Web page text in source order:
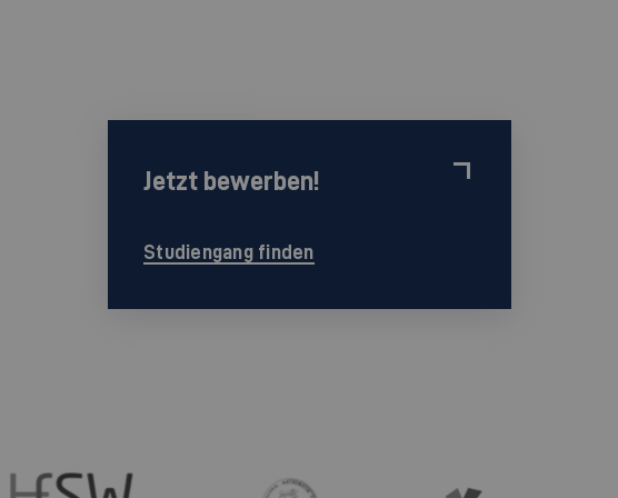
Jetzt bewerben!
Studiengang finden